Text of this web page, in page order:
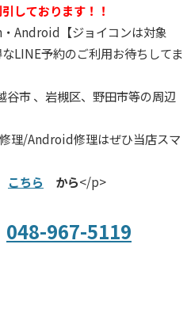
しております！！
Android【ジョイコンは対象
LINE予約のご利用お待ちしてま
谷市 、岩槻区、野田市等の周辺
理/Android修理はぜひ当店スマ
こちら から</p>
048-967-5119